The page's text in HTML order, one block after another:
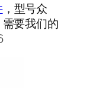
，型号众
要我们的